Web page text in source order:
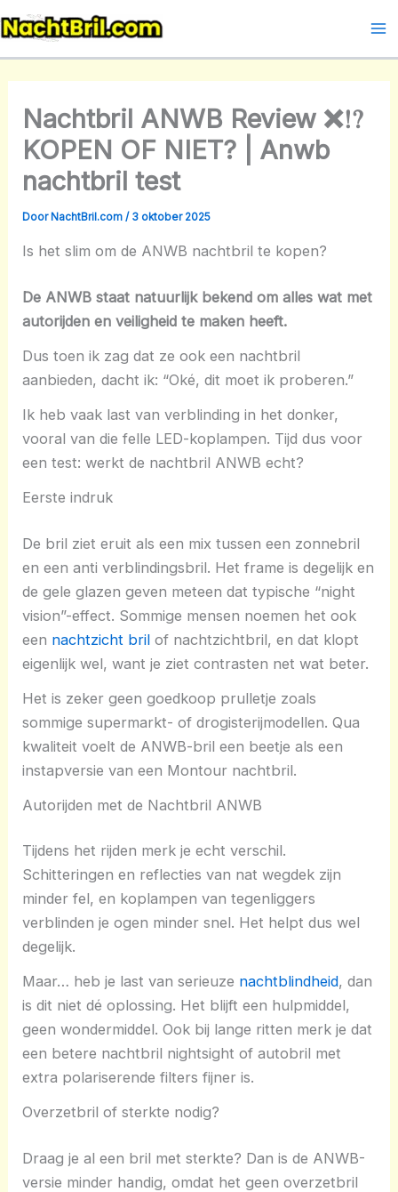
naar
de
inhoud
Nachtbril ANWB Review ❌⁉️
KOPEN OF NIET? | Anwb
nachtbril test
Door NachtBril.com/ 3 oktober 2025
Is het slim om de ANWB nachtbril te kopen?
De ANWB staat natuurlijk bekend om alles wat met
autorijden en veiligheid te maken heeft.
Dus toen ik zag dat ze ook een nachtbril
aanbieden, dacht ik: “Oké, dit moet ik proberen.”
Ik heb vaak last van verblinding in het donker,
vooral van die felle LED-koplampen. Tijd dus voor
een test: werkt de nachtbril ANWB echt?
Eerste indruk
De bril ziet eruit als een mix tussen een zonnebril
en een anti verblindingsbril. Het frame is degelijk en
de gele glazen geven meteen dat typische “night
vision”-effect. Sommige mensen noemen het ook
een nachtzicht bril of nachtzichtbril, en dat klopt
eigenlijk wel, want je ziet contrasten net wat beter.
Het is zeker geen goedkoop prulletje zoals
sommige supermarkt- of drogisterijmodellen. Qua
kwaliteit voelt de ANWB-bril een beetje als een
instapversie van een Montour nachtbril.
Autorijden met de Nachtbril ANWB
Tijdens het rijden merk je echt verschil.
Schitteringen en reflecties van nat wegdek zijn
minder fel, en koplampen van tegenliggers
verblinden je ogen minder snel. Het helpt dus wel
degelijk.
Maar… heb je last van serieuze nachtblindheid, dan
is dit niet dé oplossing. Het blijft een hulpmiddel,
geen wondermiddel. Ook bij lange ritten merk je dat
een betere nachtbril nightsight of autobril met
extra polariserende filters fijner is.
Overzetbril of sterkte nodig?
Draag je al een bril met sterkte? Dan is de ANWB-
versie minder handig, omdat het geen overzetbril